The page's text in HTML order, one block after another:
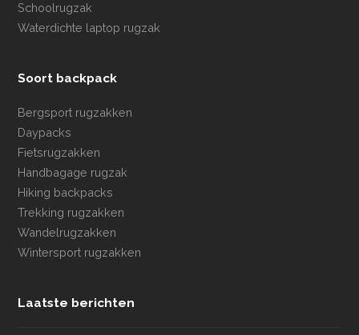
Schoolrugzak
Waterdichte laptop rugzak
Soort backpack
Bergsport rugzakken
Daypacks
Fietsrugzakken
Handbagage rugzak
Hiking backpacks
Trekking rugzakken
Wandelrugzakken
Wintersport rugzakken
Laatste berichten